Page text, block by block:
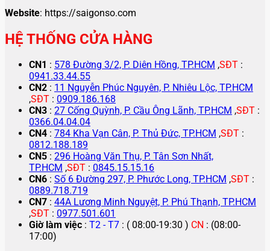
Website: https://saigonso.com
HỆ THỐNG CỬA HÀNG
CN1 : 578 Đường 3/2, P. Diên Hồng, TP.HCM ,SĐT :
0941.33.44.55
CN2 : 11 Nguyễn Phúc Nguyên, P. Nhiêu Lộc, TP.HCM
,SĐT : 0909.186.168
CN3 : 27 Cống Quỳnh, P. Cầu Ông Lãnh, TP.HCM ,SĐT :
0366.04.04.04
CN4 : 784 Kha Vạn Cân, P. Thủ Đức, TP.HCM ,SĐT :
0812.188.189
CN5 : 296 Hoàng Văn Thụ, P. Tân Sơn Nhất,
TP.HCM ,SĐT : 0845.15.15.16
CN6 : Số 6 Đường 297, P. Phước Long, TP.HCM ,SĐT :
0889.718.719
CN7 : 44A Lương Minh Nguyệt, P. Phú Thạnh, TP.HCM
,SĐT : 0977.501.601
Giờ làm việc : T2 - T7 : ( 08:00-19:30 ) CN : (08:00-
17:00)